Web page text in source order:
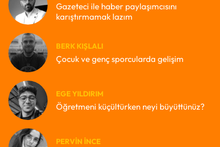
Gazeteci ile haber paylaşımcısını
karıştırmamak lazım
BERK KIŞLALI
Çocuk ve genç sporcularda gelişim
EGE YILDIRIM
Öğretmeni küçültürken neyi büyüttünüz?
PERVIN İNCE